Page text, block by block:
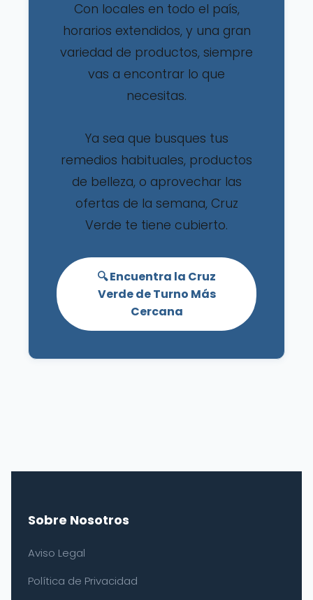
Con locales en todo el país,
horarios extendidos, y una gran
variedad de productos, siempre
vas a encontrar lo que
necesitas.
Ya sea que busques tus
remedios habituales, productos
de belleza, o aprovechar las
ofertas de la semana, Cruz
Verde te tiene cubierto.
🔍 Encuentra la Cruz
Verde de Turno Más
Cercana
Sobre Nosotros
Aviso Legal
Política de Privacidad